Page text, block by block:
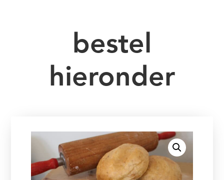
bestel
hieronder